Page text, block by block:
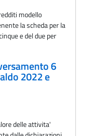
modello
la scheda per la
e del due per
6
2022 e
delle attivita'